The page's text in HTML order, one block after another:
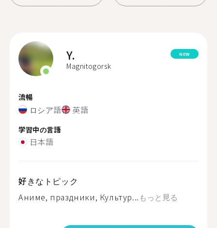
Y.
Magnitogorsk
NEW
流暢
ロシア語 英語
学習中の言語
日本語
好きなトピック
Аниме, праздники, Культур... もっと見る